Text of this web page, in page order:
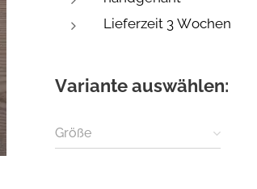
Lieferzeit 3 Wochen
Variante auswählen:
Größe